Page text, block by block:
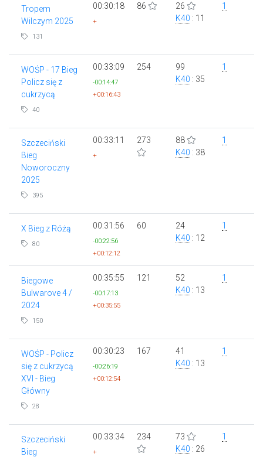
Tropem
Wilczym 2025
131
00:30:18
+
86
26
K40 : 11
1
WOŚP - 17 Bieg
Policz się z
cukrzycą
40
00:33:09
-00:14:47
+00:16:43
254
99
K40 : 35
1
Szczeciński
Bieg
Noworoczny
2025
395
00:33:11
+
273
88
K40 : 38
1
X Bieg z Różą
80
00:31:56
-00:22:56
+00:12:12
60
24
K40 : 12
1
Biegowe
Bulwarove 4 /
2024
150
00:35:55
-00:17:13
+00:35:55
121
52
K40 : 13
1
WOŚP - Policz
się z cukrzycą
XVI - Bieg
Główny
28
00:30:23
-00:26:19
+00:12:54
167
41
K40 : 13
1
Szczeciński
Bieg
00:33:34
+
234
73
K40 : 26
1